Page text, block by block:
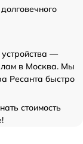
—
в Москва. Мы
Ресанта быстро
стоимость